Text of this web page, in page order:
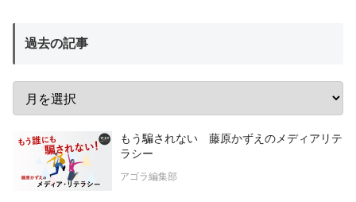
過去の記事
もう騙されない 藤原かずえのメディアリテ
ラシー
アゴラ編集部